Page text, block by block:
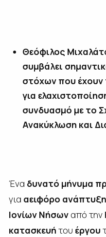
Θεόφιλος
συμβάλει
στόχων που έχουν
για
συνδυασμό με το
Ανακύκλωση και
Ένα δυνατό μήνυμα
για αειφόρο ανάπτυξη
Ιονίων Νήσωναπό την
κατασκευή του έργου